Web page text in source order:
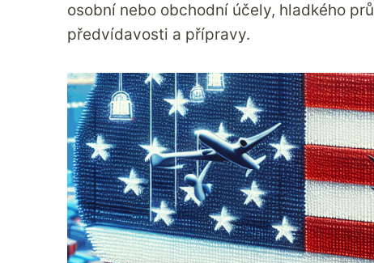
osobní nebo obchodní účely, hladkého
předvídavosti a přípravy.